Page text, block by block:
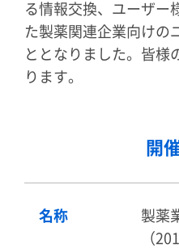
る情報交換、ユーザー
た製薬関連企業向けの
ととなりました。皆様
ります。
開
名称
製薬
（